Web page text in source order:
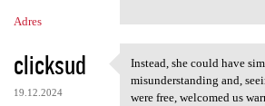
Adres
clicksud
19.12.2024
Instead, she could
Instead, she could have
misunderstanding and,
were free, welcomed us